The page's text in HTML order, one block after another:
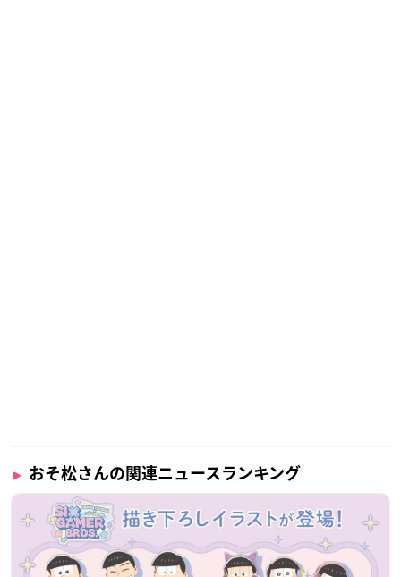
おそ松さんの関連ニュースランキング